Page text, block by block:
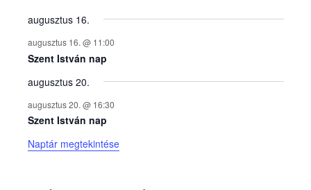
y
e
k
n
a
augusztus 16.
augusztus 16. @ 11:00
Szent István nap
augusztus 20.
augusztus 20. @ 16:30
Szent István nap
Naptár megtekintése